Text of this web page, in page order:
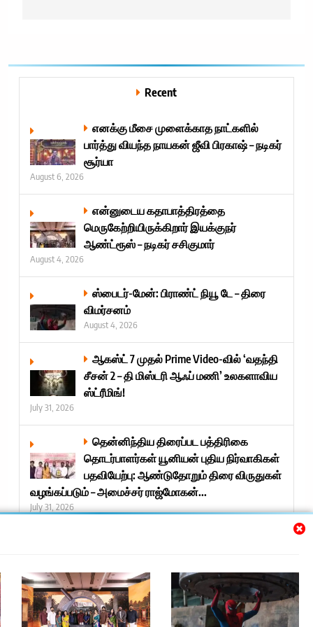
Recent
எனக்கு மீசை முளைக்காத நாட்களில்
பார்த்து வியந்த நாயகன் ஜீவி பிரகாஷ் – நடிகர்
சூர்யா
August 6, 2026
என்னுடைய கதாபாத்திரத்தை
மெருகேற்றியிருக்கிறார் இயக்குநர்
ஆண்ட்ரூஸ் – நடிகர் சசிகுமார்
August 4, 2026
ஸ்பைடர்-மேன்: பிராண்ட் நியூ டே – திரை
விமர்சனம்
August 4, 2026
ஆகஸ்ட் 7 முதல் Prime Video-வில் ‘வதந்தி
சீசன் 2 – தி மிஸ்டரி ஆஃப் மணி’ உலகளாவிய
ஸ்ட்ரீமிங்!
July 31, 2026
தென்னிந்திய திரைப்பட பத்திரிகை
தொடர்பாளர்கள் யூனியன் புதிய நிர்வாகிகள்
பதவியேற்பு: ஆண்டுதோறும் திரை விருதுகள்
வழங்கப்படும் – அமைச்சர் ராஜ்மோகன்...
July 31, 2026
Trending